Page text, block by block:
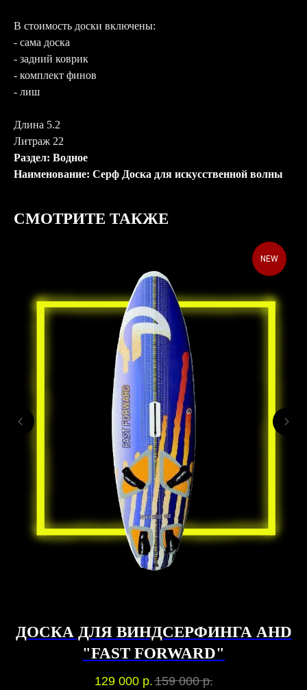
В стоимость доски включены:
- сама доска
- задний коврик
- комплект финов
- лиш
Длина 5.2
Литраж 22
Раздел: Водное
Наименование: Серф Доска для искусственной волны
СМОТРИТЕ ТАКЖЕ
NEW
ДОСКА ДЛЯ ВИНДСЕРФИНГА AHD
"FAST FORWARD"
129 000 р.159 000 р.